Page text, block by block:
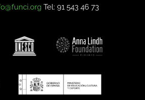
Tel: 91 543 46 73